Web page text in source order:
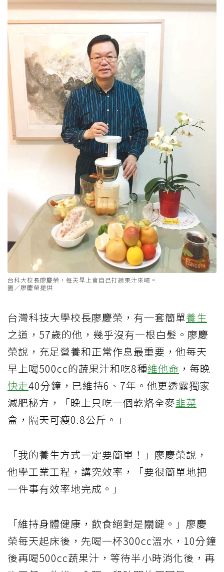
台科大校長廖慶榮，每天早上會自己打蔬果汁來喝。
圖／廖慶榮提供
台灣科技大學校長廖慶榮，有一套簡單養生
之道，57歲的他，幾乎沒有一根白髮。廖慶
榮說，充足營養和正常作息最重要，他每天
早上喝500cc的蔬果汁和吃8種維他命 ，每晚
快走40分鐘，已維持6、7年。他更透露獨家
減肥秘方，「晚上只吃一個乾烙全麥韭菜
盒，隔天可瘦0.8公斤。」
「我的養生方式一定要簡單！」廖慶榮說，
他學工業工程，講究效率，「要很簡單地把
一件事有效率地完成。」
「維持身體健康，飲食絕對是關鍵。」廖慶
榮每天起床後，先喝一杯300cc溫水，10分鐘
後再喝500cc蔬果汁，等待半小時消化後，再